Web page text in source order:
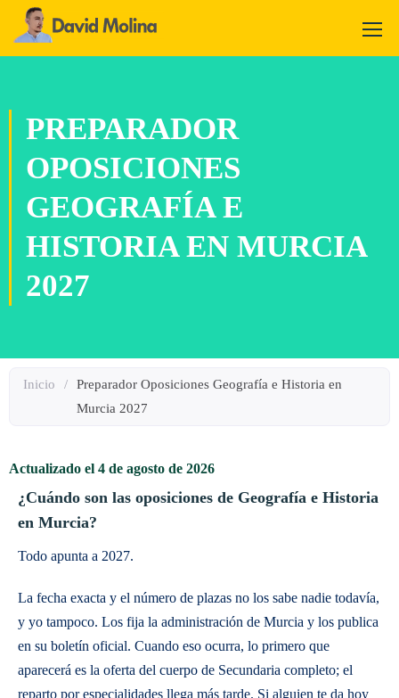
PREPARADOR
OPOSICIONES
GEOGRAFÍA E
HISTORIA EN MURCIA
2027
Inicio /
Preparador Oposiciones Geografía e Historia en
Murcia 2027
Actualizado el 4 de agosto de 2026
¿Cuándo son las oposiciones de Geografía e Historia
en Murcia?
Todo apunta a 2027.
La fecha exacta y el número de plazas no los sabe nadie todavía,
y yo tampoco. Los fija la administración de Murcia y los publica
en su boletín oficial. Cuando eso ocurra, lo primero que
aparecerá es la oferta del cuerpo de Secundaria completo; el
reparto por especialidades llega más tarde. Si alguien te da hoy